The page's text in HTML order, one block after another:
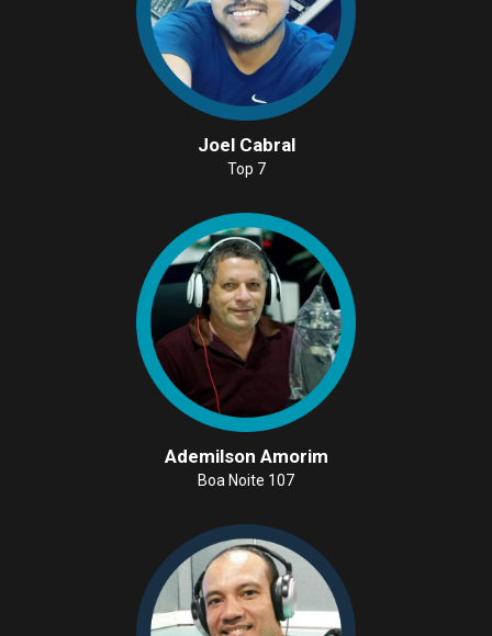
Joel Cabral
Top 7
Ademilson Amorim
Boa Noite 107